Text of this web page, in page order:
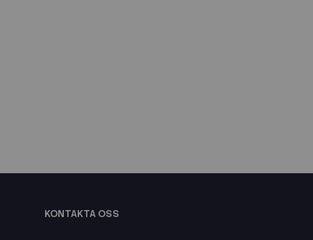
KONTAKTA OSS